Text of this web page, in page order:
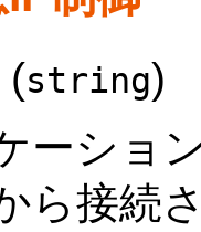
(string)
ーショ
ら接続